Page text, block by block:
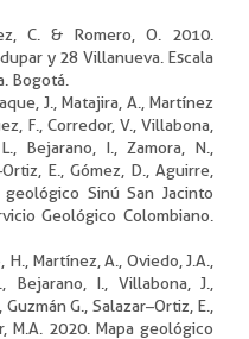
C. & Romero, O. 2010.
y 28 Villanueva. Escala
Bogotá.
J., Matajira, A., Martínez
F., Corredor, V., Villabona,
Bejarano, I., Zamora, N.,
E., Gómez, D., Aguirre,
Sinú San Jacinto
Geológico Colombiano.
Martínez, A., Oviedo, J.A.,
Bejarano, I., Villabona, J.,
G., Salazar–Ortiz, E.,
M.A. 2020. Mapa geológico